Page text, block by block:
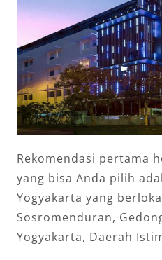
Rekomendasi pertama
yang bisa Anda pilih
Yogyakarta yang
Sosromenduran,
Yogyakarta, Daerah